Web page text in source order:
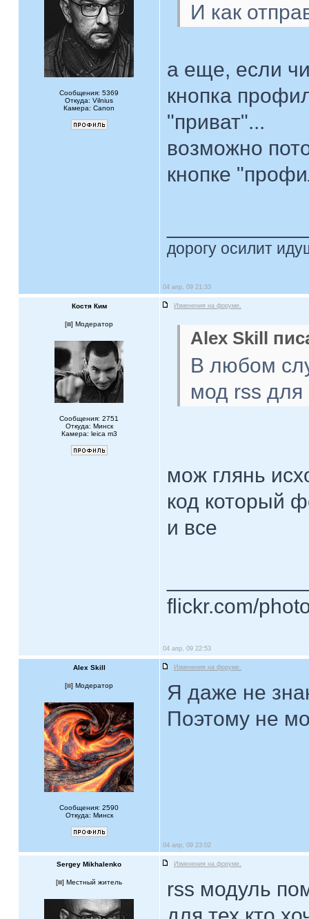
Сообщения: 5369
Откуда: Vilnius
Камера: Canon
И как
а еще, если
кнопка
"приват"...
возможно
кнопке
дорогу осилит
04 апр, 09 21:33
Костя Ким Изменения на форуме.
[ ] Модератор
Сообщения: 2751
Откуда: Минск
Камера: leica m3
Alex Skill
В любом
мод rss
мож глянь
код который
и все
flickr.com/
04 апр, 09 22:53
Alex Skill Изменения на форуме.
[ ] Модератор
Сообщения: 2590
Откуда: Минск
Я даже не
Поэтому не
04 апр, 09 23:02
Sergey Mikhalenko Изменения на форуме.
[ ] Местный житель
rss модуль